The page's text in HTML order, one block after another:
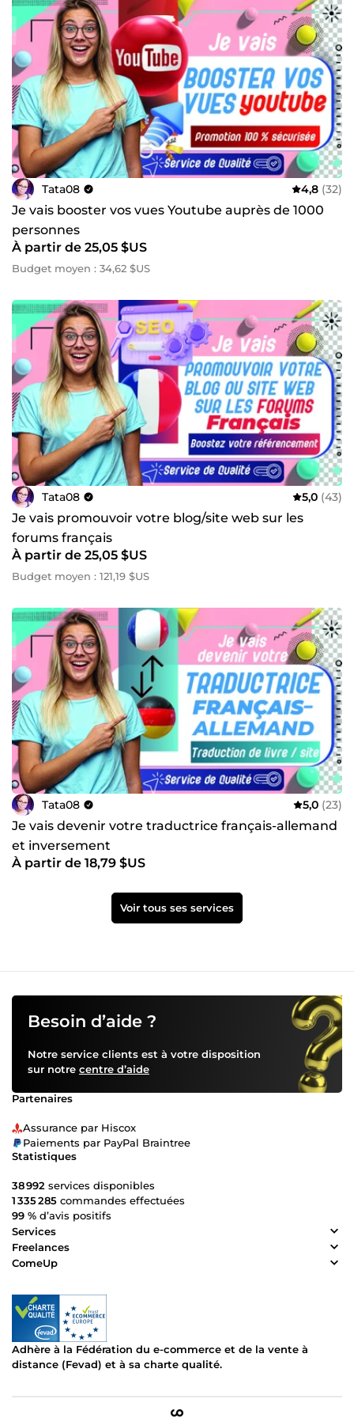
Tata 🥰
Tata08 4,8 (32)
Je vais booster vos vues Youtube auprès de 1000
personnes
À partir de 25,05 $US
Budget moyen : 34,62 $US
Tata08 5,0 (43)
Je vais promouvoir votre blog/site web sur les
forums français
À partir de 25,05 $US
Budget moyen : 121,19 $US
Tata08 5,0 (23)
Je vais devenir votre traductrice français-allemand
et inversement
À partir de 18,79 $US
Voir tous ses services
Besoin d’aide ?
Notre service clients est à votre disposition
sur notre centre d’aide
Partenaires
Assurance par Hiscox
Paiements par PayPal Braintree
Statistiques
38 992 services disponibles
1 335 285 commandes effectuées
99 % d’avis positifs
Services
Freelances
ComeUp
Adhère à la Fédération du e-commerce et de la vente à
distance (Fevad) et à sa charte qualité.